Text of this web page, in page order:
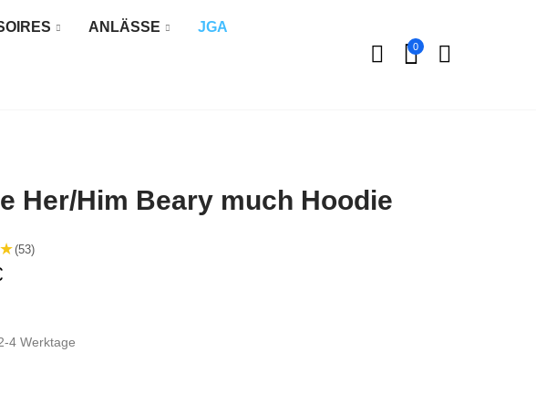
ANLÄSSE JGA
0
Her/Him Beary much Hoodie
(53)
4 Werktage